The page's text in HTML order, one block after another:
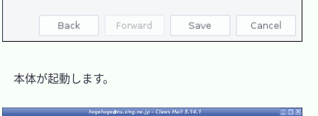
本体が起動します。